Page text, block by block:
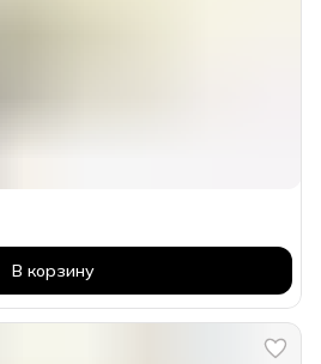
В корзину